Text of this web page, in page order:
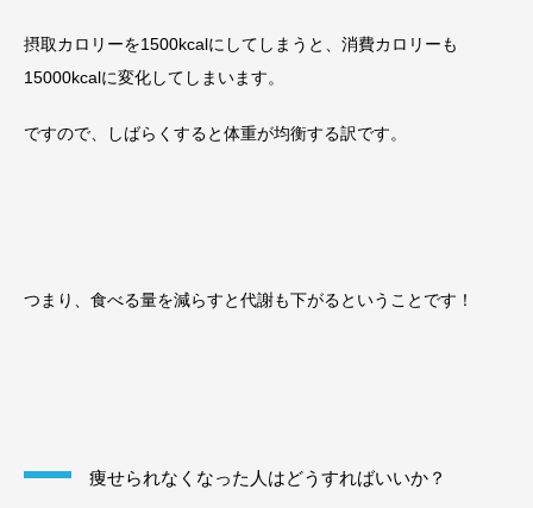
摂取カロリーを1500kcalにしてしまうと、消費カロリーも
15000kcalに変化してしまいます。
ですので、しばらくすると体重が均衡する訳です。
つまり、食べる量を減らすと代謝も下がるということです！
痩せられなくなった人はどうすればいいか？